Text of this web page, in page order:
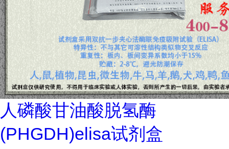
人磷酸甘油酸脱氢酶
(PHGDH)elisa试剂盒